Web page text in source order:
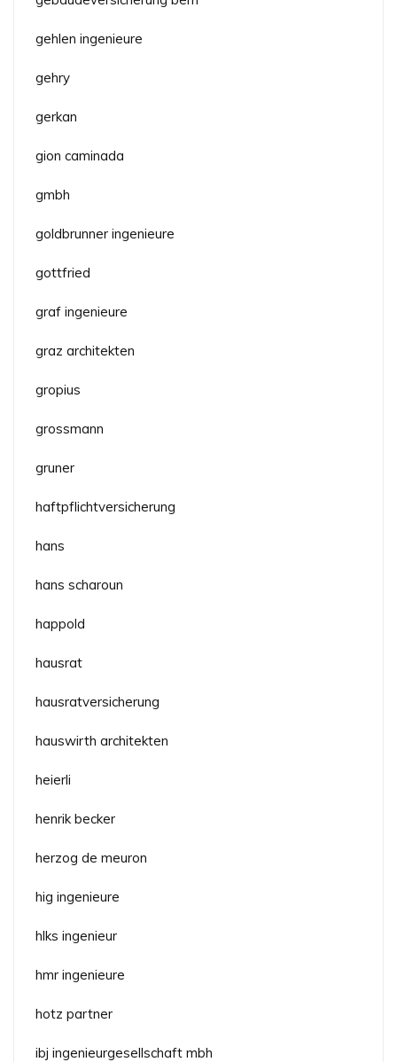
gehlen ingenieure
gehry
gerkan
gion caminada
gmbh
goldbrunner ingenieure
gottfried
graf ingenieure
graz architekten
gropius
grossmann
gruner
haftpflichtversicherung
hans
hans scharoun
happold
hausrat
hausratversicherung
hauswirth architekten
heierli
henrik becker
herzog de meuron
hig ingenieure
hlks ingenieur
hmr ingenieure
hotz partner
ibj ingenieurgesellschaft mbh